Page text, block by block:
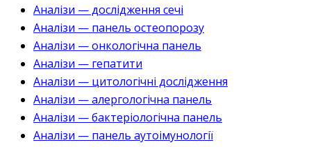
Аналізи — дослідження сечі
Аналізи — панель остеопорозу
Аналізи — онкологічна панель
Аналізи — гепатити
Аналізи — цитологічні дослідження
Аналізи — алергологічна панель
Аналізи — бактеріологічна панель
Аналізи — панель аутоімунології